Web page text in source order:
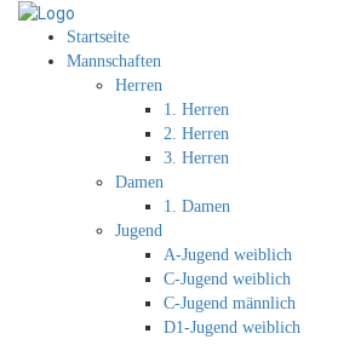
Startseite
Mannschaften
Herren
1. Herren
2. Herren
3. Herren
Damen
1. Damen
Jugend
A-Jugend weiblich
C-Jugend weiblich
C-Jugend männlich
D1-Jugend weiblich